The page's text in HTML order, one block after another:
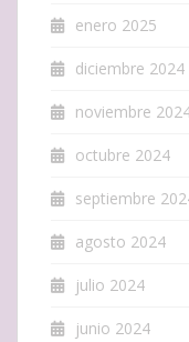
enero 2025
diciembre 2024
noviembre
octubre 2024
septiembre
agosto 2024
julio 2024
junio 2024